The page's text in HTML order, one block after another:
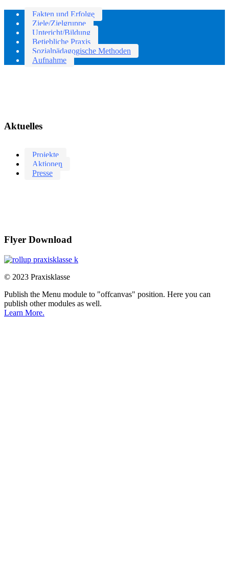
Fakten und Erfolge
Ziele/Zielgruppe
Untericht/Bildung
Betiebliche Praxis
Sozialpädagogische Methoden
Aufnahme
Aktuelles
Projekte
Aktionen
Presse
Flyer Download
© 2023 Praxisklasse
Publish the Menu module to "offcanvas" position. Here you can
publish other modules as well.
Learn More.